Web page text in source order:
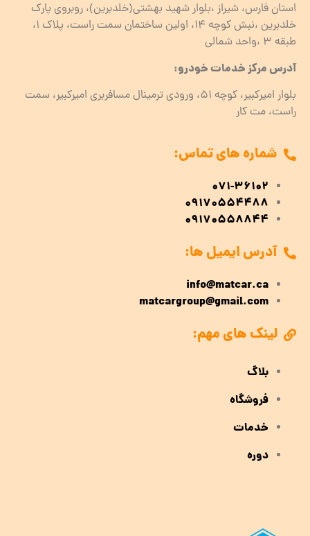
استان فارس، شیراز ،بلوار شهید بهشتی(خلدبرین)، روبروی پارک
خلدبرین ،نبش کوچه ۱۴، اولین ساختمان سمت راست، پلاک 1،
طبقه ۳ ،واحد شمالی
آدرس مرکز خدمات خودرو:
بلوار امیرکبیر، کوچه 51، ورودی ترمینال مسافربری امیرکبیر، سمت
راست، مت کار
شماره های تماس:
071-36102
09170554488
09170558844
آدرس ایمیل ها:
info@matcar.ca
matcargroup@gmail.com
لینک های مهم:
بلاگ
فروشگاه
خدمات
دوره